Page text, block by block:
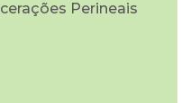
Perineais